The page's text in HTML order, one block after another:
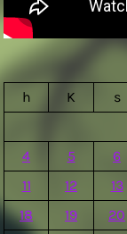
h
K s
4
5 6
11
12 13
18
19 20